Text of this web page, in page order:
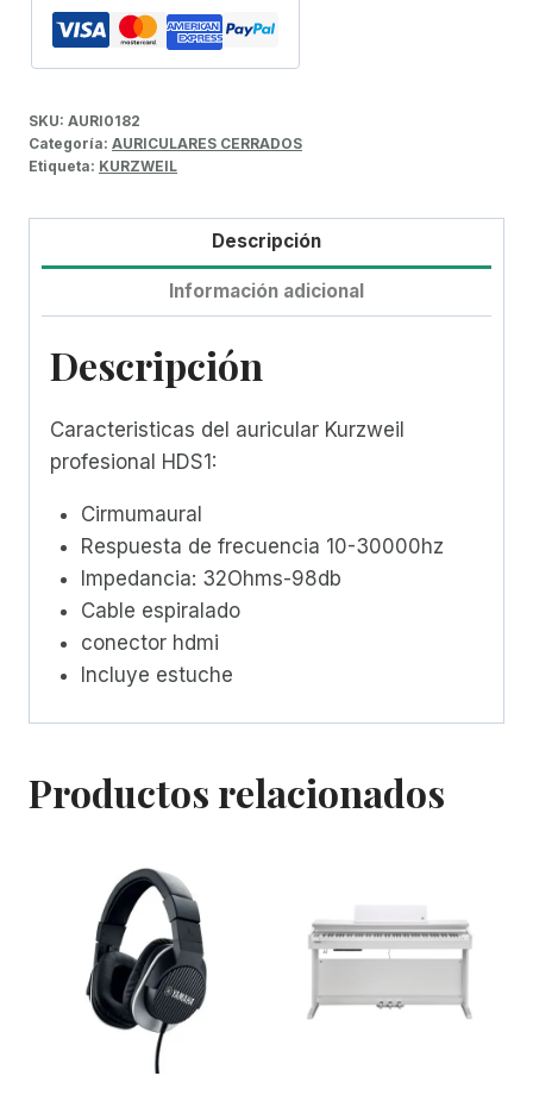
SKU: AURI0182
Categoría: AURICULARES CERRADOS
Etiqueta: KURZWEIL
Descripción
Información adicional
Descripción
Caracteristicas del auricular Kurzweil
profesional HDS1:
Cirmumaural
Respuesta de frecuencia 10-30000hz
Impedancia: 32Ohms-98db
Cable espiralado
conector hdmi
Incluye estuche
Productos relacionados